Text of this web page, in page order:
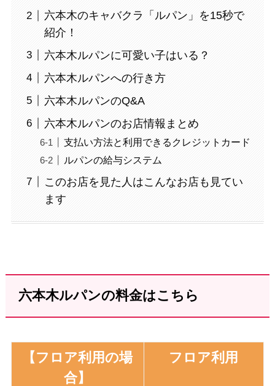
六本木のキャバクラ「ルパン」を15秒で
紹介！
六本木ルパンに可愛い子はいる？
六本木ルパンへの行き方
六本木ルパンのQ&A
六本木ルパンのお店情報まとめ
支払い方法と利用できるクレジットカード
ルパンの給与システム
このお店を見た人はこんなお店も見てい
ます
六本木ルパンの料金はこちら
【フロア利用の場
合】
フロア利用